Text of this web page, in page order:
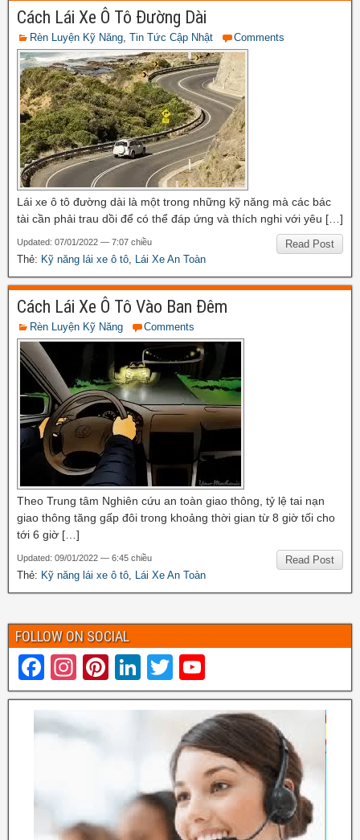
Cách Lái Xe Ô Tô Đường Dài
Rèn Luyện Kỹ Năng Tin Tức Cập Nhật Comments
Lái xe ô tô đường dài là một trong những kỹ năng mà các bác
tài cần phải trau dồi để có thể đáp ứng và thích nghi với yêu […]
Read Post
Updated: 07/01/2022 — 7:07 chiều
Thẻ: Kỹ năng lái xe ô tô Lái Xe An Toàn
Cách Lái Xe Ô Tô Vào Ban Đêm
Rèn Luyện Kỹ Năng Comments
Theo Trung tâm Nghiên cứu an toàn giao thông, tỷ lệ tai nạn
giao thông tăng gấp đôi trong khoảng thời gian từ 8 giờ tối cho
tới 6 giờ […]
Read Post
Updated: 09/01/2022 — 6:45 chiều
Thẻ: Kỹ năng lái xe ô tô Lái Xe An Toàn
FOLLOW ON SOCIAL
F
a
c
e
o
o
In
st
a
gr
Pi
nt
Li
n
k
n
T
wi
tt
er
o
u
T
u
b
e